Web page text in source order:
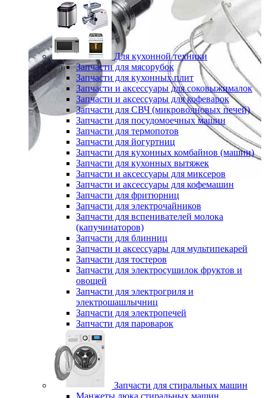
Для кухонной техники
Запчасти для мясорубок
Запчасти для кухонных плит
Запчасти и аксессуары для соковыжималок
Запчасти и аксессуары для кофеварок
Запчасти для СВЧ (микроволновых печей)
Запчасти для посудомоечных машин
Запчасти для термопотов
Запчасти для йогуртниц
Запчасти для кухонных комбайнов (машин)
Запчасти для кухонных вытяжек
Запчасти и аксессуары для миксеров
Запчасти и аксессуары для кофемашин
Запчасти для фритюрниц
Запчасти для электрочайников
Запчасти для вспенивателей молока
(капучинаторов)
Запчасти для блинниц
Запчасти и аксессуары для мультипекарей
Запчасти для тостеров
Запчасти для электросушилок фруктов и
овощей
Запчасти для электрогриля и
электрошашлычниц
Запчасти для электропечей
Запчасти для пароварок
Запчасти для стиральных машин
Манжеты люка стиральных машин